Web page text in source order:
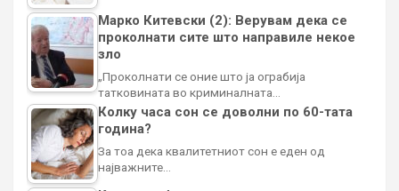
Марко Китевски (2): Верувам дека се
проколнати сите што направиле некое
зло
„Проколнати се оние што ја ограбија
татковината во криминалната…
Колку часа сон се доволни по 60-тата
година?
За тоа дека квалитетниот сон е еден од
најважните…